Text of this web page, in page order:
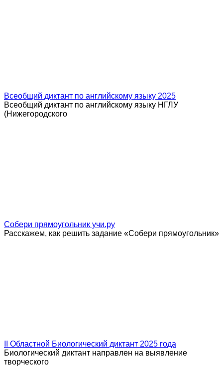
Всеобщий диктант по английскому языку 2025
Всеобщий диктант по английскому языку НГЛУ
(Нижегородского
Собери прямоугольник учи.ру
Расскажем, как решить задание «Собери прямоугольник»
II Областной Биологический диктант 2025 года
Биологический диктант направлен на выявление
творческого